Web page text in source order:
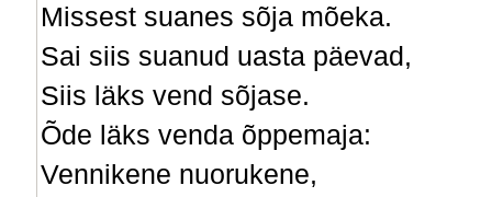
Missest suanes sõja mõeka.
Sai siis suanud uasta päevad,
Siis läks vend sõjase.
Õde läks venda õppemaja:
Vennikene nuorukene,